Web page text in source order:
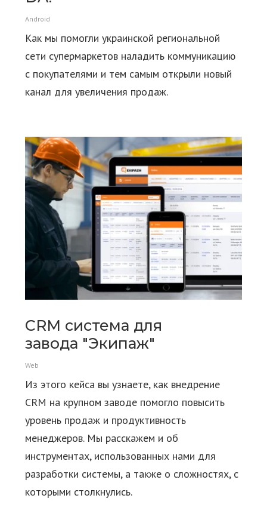
Android
Как мы помогли украинской региональной
сети супермаркетов наладить коммуникацию
с покупателями и тем самым открыли новый
канал для увеличения продаж.
CRM система для
завода "Экипаж"
Web
Из этого кейса вы узнаете, как внедрение
CRM на крупном заводе помогло повысить
уровень продаж и продуктивность
менеджеров. Мы расскажем и об
инструментах, использованных нами для
разработки системы, а также о сложностях, с
которыми столкнулись.